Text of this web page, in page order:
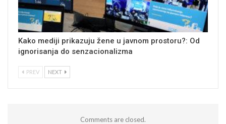
Kako mediji prikazuju žene u javnom prostoru?: Od
ignorisanja do senzacionalizma
PREV NEXT
Comments are closed.